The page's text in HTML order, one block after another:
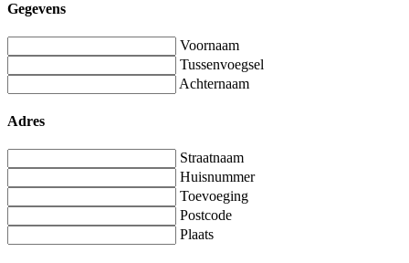
Gegevens
Voornaam
Tussenvoegsel
Achternaam
Adres
Straatnaam
Huisnummer
Toevoeging
Postcode
Plaats